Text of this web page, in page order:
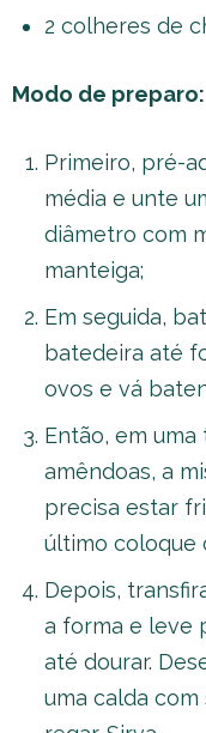
2 colheres de
Modo de preparo:
Primeiro, pré-
média e unte
diâmetro com
manteiga;
Em seguida,
batedeira até
ovos e vá
Então, em
amêndoas, a
precisa estar
último coloque
Depois,
a forma e leve
até dourar.
uma calda